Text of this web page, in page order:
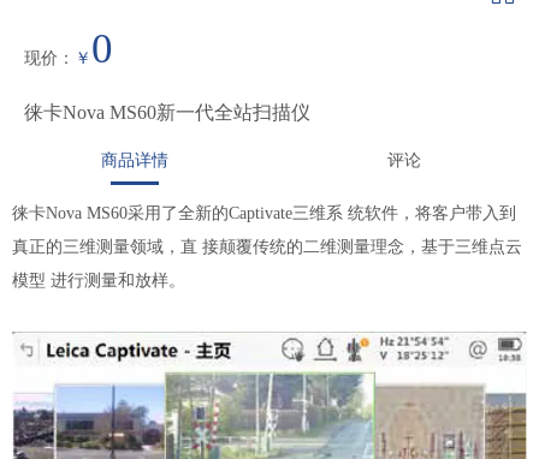
现价 ： ￥ 0
徕卡Nova MS60新一代全站扫描仪
商品详情 评论
徕卡Nova MS60采用了全新的Captivate三维系 统软件，将客户带入到
真正的三维测量领域，直 接颠覆传统的二维测量理念，基于三维点云
模型 进行测量和放样。